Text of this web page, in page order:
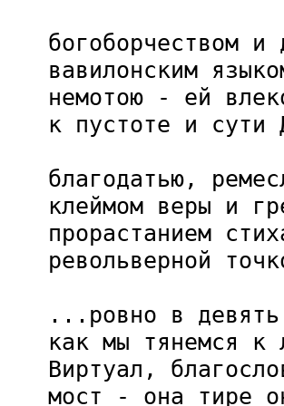
богоборчеством и
вавилонским
немотою - ей
к пустоте и сути
благодатью,
клеймом веры и
прорастанием
револьверной
...ровно в
как мы тянемся к
Виртуал,
мост - она тире